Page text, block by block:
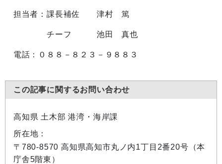
担当者：課長補佐 津村 篤
チーフ 池田 真也
電話：０８８－８２３－９８８３
この記事に関するお問い合わせ
高知県 土木部 港湾・海岸課
所在地：
〒780-8570 高知県高知市丸ノ内1丁目2番20号（本
庁舎5階東）